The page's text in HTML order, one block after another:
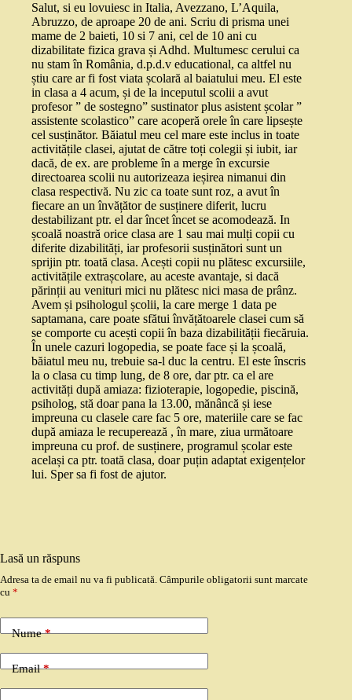
Salut, si eu lovuiesc in Italia, Avezzano, L’Aquila,
Abruzzo, de aproape 20 de ani. Scriu di prisma unei
mame de 2 baieti, 10 si 7 ani, cel de 10 ani cu
dizabilitate fizica grava și Adhd. Multumesc cerului ca
nu stam în România, d.p.d.v educational, ca altfel nu
știu care ar fi fost viata școlară al baiatului meu. El este
in clasa a 4 acum, și de la inceputul scolii a avut
profesor ” de sostegno” sustinator plus asistent școlar ”
assistente scolastico” care acoperă orele în care lipsește
cel susținător. Băiatul meu cel mare este inclus in toate
activitățile clasei, ajutat de către toți colegii și iubit, iar
dacă, de ex. are probleme în a merge în excursie
directoarea scolii nu autorizeaza ieșirea nimanui din
clasa respectivă. Nu zic ca toate sunt roz, a avut în
fiecare an un învățător de susținere diferit, lucru
destabilizant ptr. el dar încet încet se acomodează. In
școală noastră orice clasa are 1 sau mai mulți copii cu
diferite dizabilități, iar profesorii susținători sunt un
sprijin ptr. toată clasa. Acești copii nu plătesc excursiile,
activitățile extrașcolare, au aceste avantaje, si dacă
părinții au venituri mici nu plătesc nici masa de prânz.
Avem și psihologul școlii, la care merge 1 data pe
saptamana, care poate sfătui învățătoarele clasei cum să
se comporte cu acești copii în baza dizabilității fiecăruia.
În unele cazuri logopedia, se poate face și la școală,
băiatul meu nu, trebuie sa-l duc la centru. El este înscris
la o clasa cu timp lung, de 8 ore, dar ptr. ca el are
activități după amiaza: fizioterapie, logopedie, piscină,
psiholog, stă doar pana la 13.00, mănâncă și iese
impreuna cu clasele care fac 5 ore, materiile care se fac
după amiaza le recuperează , în mare, ziua următoare
impreuna cu prof. de susținere, programul școlar este
același ca ptr. toată clasa, doar puțin adaptat exigențelor
lui. Sper sa fi fost de ajutor.
Lasă un răspuns
Adresa ta de email nu va fi publicată. Câmpurile obligatorii sunt marcate
cu *
Nume*
Email*